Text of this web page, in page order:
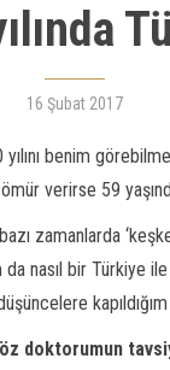
16 Şubat 2017
yılını benim
verirse 59
zamanlarda
nasıl bir Türkiye ile
doktorumun